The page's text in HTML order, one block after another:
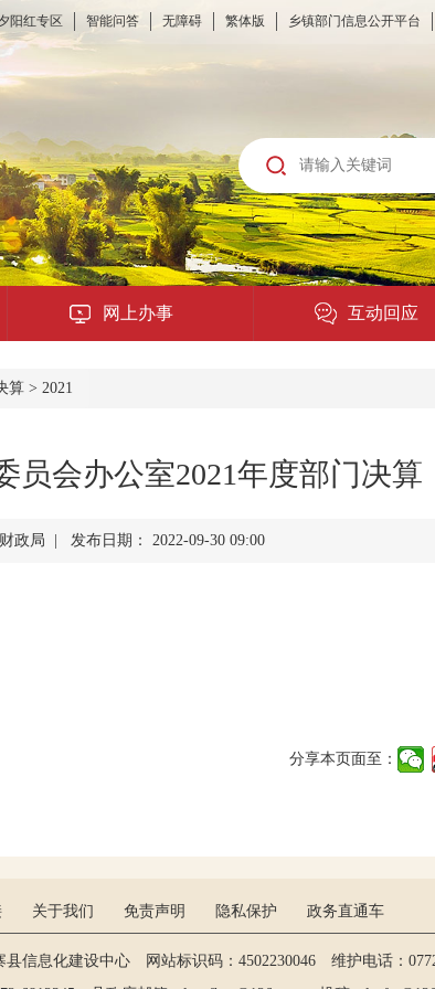
阳红专区 智能问答 无障碍 繁体版 乡镇部门信息公开平台
网上办事
便民提示
查询服务
互动回应
在线访谈
算 > 2021
员会办公室2021年度部门决算
政局 | 发布日期： 2022-09-30 09:00
分享本页面至：
关于我们 免责声明 隐私保护 政务直通车
息化建设中心 网站标识码：4502230046 维护电话：